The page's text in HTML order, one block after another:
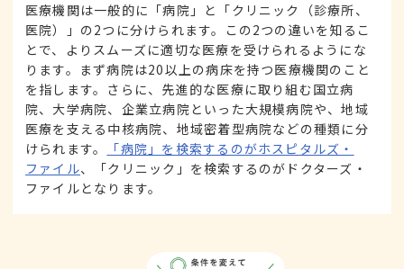
医療機関は一般的に「病院」と「クリニック（診療所、
医院）」の2つに分けられます。この2つの違いを知るこ
とで、よりスムーズに適切な医療を受けられるようにな
ります。まず病院は20以上の病床を持つ医療機関のこと
を指します。さらに、先進的な医療に取り組む国立病
院、大学病院、企業立病院といった大規模病院や、地域
医療を支える中核病院、地域密着型病院などの種類に分
けられます。
「病院」を検索するのがホスピタルズ・
ファイル、「クリニック」を検索するのがドクターズ・
ファイルとなります。